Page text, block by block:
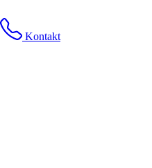
Kontakt